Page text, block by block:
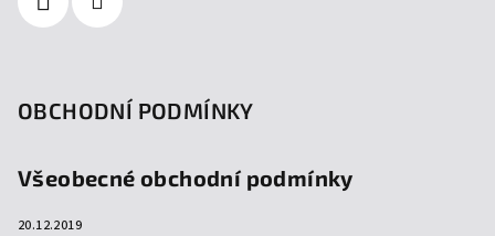
OBCHODNÍ PODMÍNKY
Všeobecné obchodní podmínky
20.12.2019